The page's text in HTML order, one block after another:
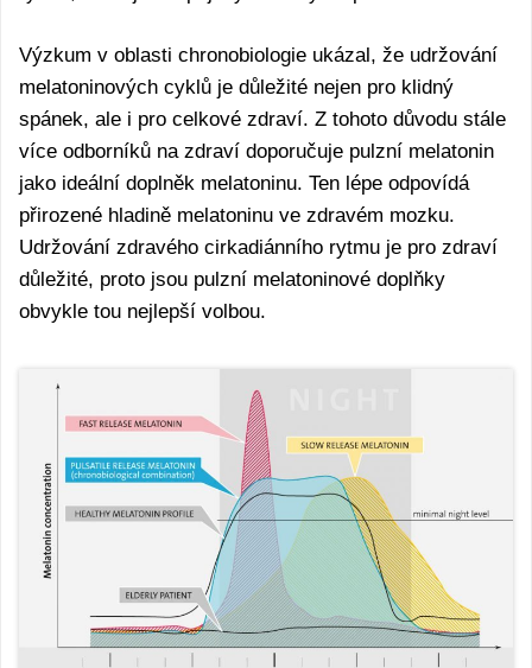
Výzkum v oblasti chronobiologie ukázal, že udržování
melatoninových cyklů je důležité nejen pro klidný
spánek, ale i pro celkové zdraví. Z tohoto důvodu stále
více odborníků na zdraví doporučuje pulzní melatonin
jako ideální doplněk melatoninu. Ten lépe odpovídá
přirozené hladině melatoninu ve zdravém mozku.
Udržování zdravého cirkadiánního rytmu je pro zdraví
důležité, proto jsou pulzní melatoninové doplňky
obvykle tou nejlepší volbou.